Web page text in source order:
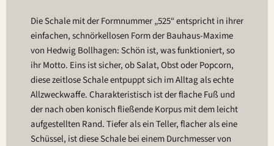
Die Schale mit der Formnummer „525“ entspricht in ihrer
einfachen, schnörkellosen Form der Bauhaus-Maxime
von Hedwig Bollhagen: Schön ist, was funktioniert, so
ihr Motto. Eins ist sicher, ob Salat, Obst oder Popcorn,
diese zeitlose Schale entpuppt sich im Alltag als echte
Allzweckwaffe. Charakteristisch ist der flache Fuß und
der nach oben konisch fließende Korpus mit dem leicht
aufgestellten Rand. Tiefer als ein Teller, flacher als eine
Schüssel, ist diese Schale bei einem Durchmesser von